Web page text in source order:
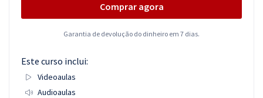
Comprar agora
Garantia de devolução do dinheiro em 7 dias.
Este curso inclui:
Videoaulas
Audioaulas